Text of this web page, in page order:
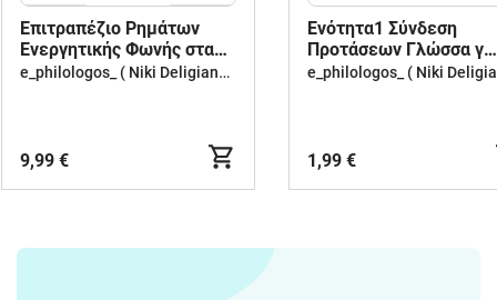
Επιτραπέζιο Ρημάτων
Ενεργητικής Φωνής στα
αρχαία ελληνικά
e_philologos_ ( Niki Deligianni )
9,99 €
Ενότητα1 Σύνδεση
Προτάσεων Γλώσσα γ
γυμν
1,99 €